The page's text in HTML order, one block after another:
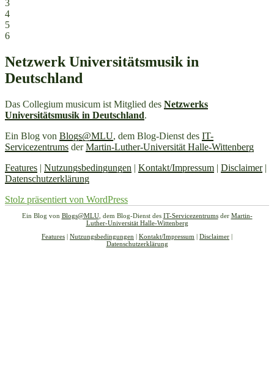
3
4
5
6
Netzwerk Universitätsmusik in
Deutschland
Das Collegium musicum ist Mitglied des Netzwerks
Universitätsmusik in Deutschland.
Ein Blog von Blogs@MLU, dem Blog-Dienst des IT-
Servicezentrums derMartin-Luther-Universität Halle-Wittenberg
Features | Nutzungsbedingungen | Kontakt/Impressum | Disclaimer|
Datenschutzerklärung
Stolz präsentiert von WordPress
Ein Blog von Blogs@MLU, dem Blog-Dienst des IT-Servicezentrumsder Martin-
Luther-Universität Halle-Wittenberg
Features | Nutzungsbedingungen | Kontakt/Impressum | Disclaimer |
Datenschutzerklärung